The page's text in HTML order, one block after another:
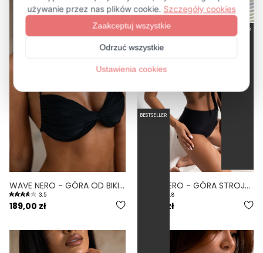
WAVE NERO - GÓRA OD BIKINI NA MAŁY BIUST WIĄZANA CZARNY
3.5
189,00 zł
BESTSELLER
WRAP NERO - GÓRA STROJU KĄPIELOWEGO NA DUŻY BIUST REGULOWANY OBWÓD CZARNY
4.8
219,00 zł
BESTSELLER